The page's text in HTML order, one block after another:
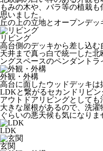
もみの木や、バラ等の植栽
思いました。
丘の上の立地とオープンデッ
リビング
高台側のデッキから差し込
天井まで真っ白で統一した
ングスペースのペンダントラ
外観・外構
高台に面したウッドデッキ
LDKと繋がるセカンドリビ
アウトドアリビングとしても
大きな屋根があるので、洗
ぐらいの悪天候も気になりま
LDK
玄関